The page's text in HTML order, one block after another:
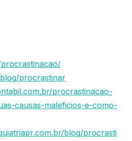
procrastinar
procrastinacao-
causas-maleficios-e-como-
blog/procrasti